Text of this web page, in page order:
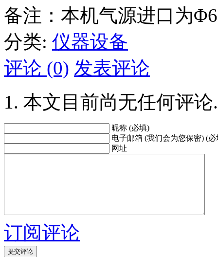
备注：本机气源进口为
分类: 仪器设备
评论 (0) 发表评论
本文目前尚无任何评论.
昵称 (必填)
电子邮箱 (我们会为您保密) (必
网址
订阅评论